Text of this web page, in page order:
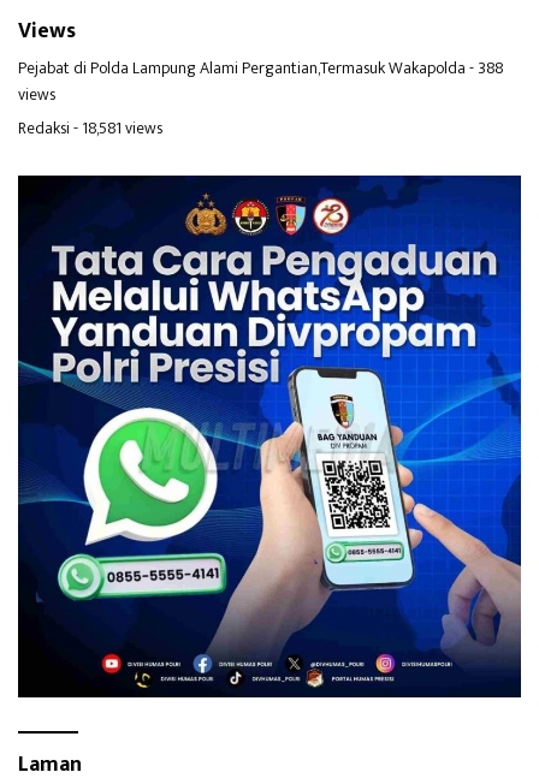
Views
Pejabat di Polda Lampung Alami Pergantian,Termasuk Wakapolda- 388
views
Redaksi- 18,581 views
Laman